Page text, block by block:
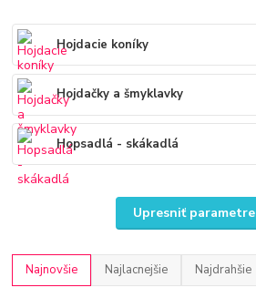
Hojdacie koníky
Hojdačky a šmyklavky
Hopsadlá - skákadlá
Upresniť parametre
Najnovšie Najlacnejšie Najdrahšie